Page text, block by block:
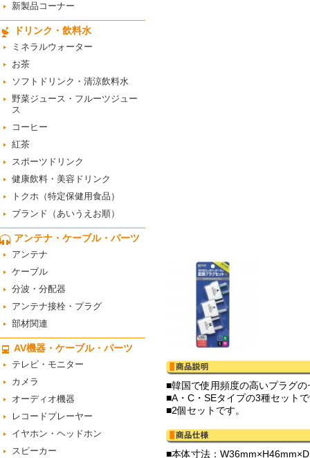
新製品コーナー
ドリンク・飲料水
ミネラルウォーター
お茶
ソフトドリンク・清涼飲料水
野菜ジュース・フルーツジュー
ス
コーヒー
紅茶
スポーツドリンク
健康飲料・美容ドリンク
トクホ（特定保健用食品）
ブランド（あいうえお順）
アンテナ・ケーブル・パーツ
アンテナ
ケーブル
分波・分配器
アンテナ接栓・プラグ
部材関連
AV機器・ケーブル・パーツ
テレビ・モニター
カメラ
オーディオ機器
レコードプレーヤー
イヤホン・ヘッドホン
スピーカー
■韓国で使用頻度の高いプラグ
■A・C・SEタイプの3種セット
■2個セットです。
■本体寸法：